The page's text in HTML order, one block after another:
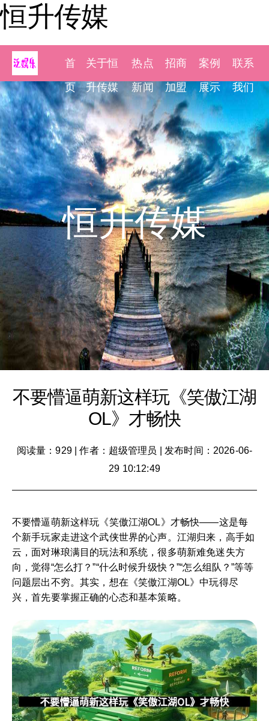
恒升传媒
首
页
关于恒
升传媒
热点
新闻
招商
加盟
案例
展示
联系
我们
恒升传媒
不要懵逼萌新这样玩《笑傲江湖
OL》才畅快
阅读量：929|作者：超级管理员
发布时间：2026-06-
29 10:12:49
不要懵逼萌新这样玩《笑傲江湖OL》才畅快——这是每
个新手玩家走进这个武侠世界的心声。江湖归来，高手如
云，面对琳琅满目的玩法和系统，很多萌新难免迷失方
向，觉得“怎么打？”“什么时候升级快？”“怎么组队？”等等
问题层出不穷。其实，想在《笑傲江湖OL》中玩得尽
兴，首先要掌握正确的心态和基本策略。